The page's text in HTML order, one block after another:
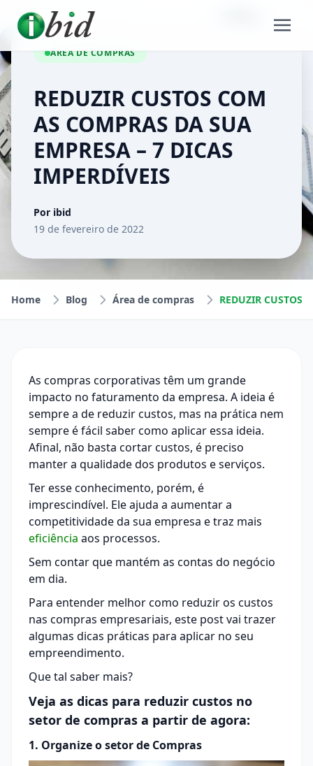
ÁREA DE COMPRAS
REDUZIR CUSTOS COM
AS COMPRAS DA SUA
EMPRESA – 7 DICAS
IMPERDÍVEIS
Por ibid
19 de fevereiro de 2022
Home Blog Área de compras
As compras corporativas têm um grande
impacto no faturamento da empresa. A ideia é
sempre a de reduzir custos, mas na prática nem
sempre é fácil saber como aplicar essa ideia.
Afinal, não basta cortar custos, é preciso
manter a qualidade dos produtos e serviços.
Ter esse conhecimento, porém, é
imprescindível. Ele ajuda a aumentar a
competitividade da sua empresa e traz mais
eficiência aos processos.
Sem contar que mantém as contas do negócio
em dia.
Para entender melhor como reduzir os custos
nas compras empresariais, este post vai trazer
algumas dicas práticas para aplicar no seu
empreendimento.
Que tal saber mais?
Veja as dicas para reduzir custos no
setor de compras a partir de agora:
1. Organize o setor de Compras